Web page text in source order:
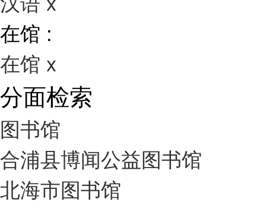
在馆 :
在馆 x
分面检索
图书馆
合浦县博闻公益图书馆
北海市图书馆